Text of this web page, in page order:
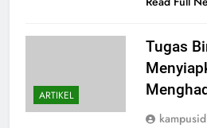
ARTIKEL
Tugas
kampusid